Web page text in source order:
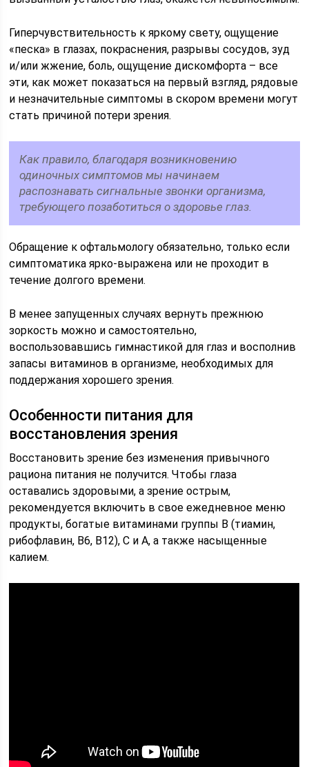
Гиперчувствительность к яркому свету, ощущение
«песка» в глазах, покраснения, разрывы сосудов, зуд
и/или жжение, боль, ощущение дискомфорта – все
эти, как может показаться на первый взгляд, рядовые
и незначительные симптомы в скором времени могут
стать причиной потери зрения.
Как правило, благодаря возникновению
одиночных симптомов мы начинаем
распознавать сигнальные звонки организма,
требующего позаботиться о здоровье глаз.
Обращение к офтальмологу обязательно, только если
симптоматика ярко-выражена или не проходит в
течение долгого времени.
В менее запущенных случаях вернуть прежнюю
зоркость можно и самостоятельно,
воспользовавшись гимнастикой для глаз и восполнив
запасы витаминов в организме, необходимых для
поддержания хорошего зрения.
Особенности питания для
восстановления зрения
Восстановить зрение без изменения привычного
рациона питания не получится. Чтобы глаза
оставались здоровыми, а зрение острым,
рекомендуется включить в свое ежедневное меню
продукты, богатые витаминами группы В (тиамин,
рибофлавин, В6, В12), С и А, а также насыщенные
калием.